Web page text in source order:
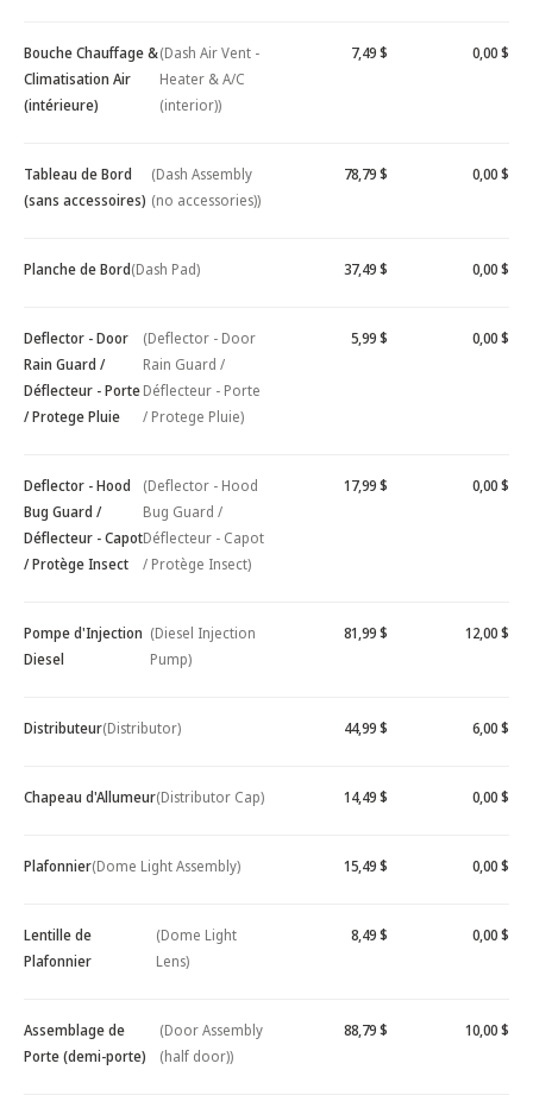
Bouche Chauffage &
Climatisation Air
(intérieure)
(Dash Air Vent -
Heater & A/C
(interior))
7,49 $ 0,00 $
Tableau de Bord
(sans accessoires)
(Dash Assembly
(no accessories))
78,79 $ 0,00 $
Planche de Bord(Dash Pad) 37,49 $ 0,00 $
Deflector - Door
Rain Guard /
Déflecteur - Porte
/ Protege Pluie
(Deflector - Door
Rain Guard /
Déflecteur - Porte
/ Protege Pluie)
5,99 $ 0,00 $
Deflector - Hood
Bug Guard /
Déflecteur - Capot
/ Protège Insect
(Deflector - Hood
Bug Guard /
Déflecteur - Capot
/ Protège Insect)
17,99 $ 0,00 $
Pompe d'Injection
Diesel
(Diesel Injection
Pump)
81,99 $ 12,00 $
Distributeur(Distributor) 44,99 $ 6,00 $
Chapeau d'Allumeur(Distributor Cap) 14,49 $ 0,00 $
Plafonnier(Dome Light Assembly) 15,49 $ 0,00 $
Lentille de
Plafonnier
(Dome Light
Lens)
8,49 $ 0,00 $
Assemblage de
Porte (demi-porte)
(Door Assembly
(half door))
88,79 $ 10,00 $